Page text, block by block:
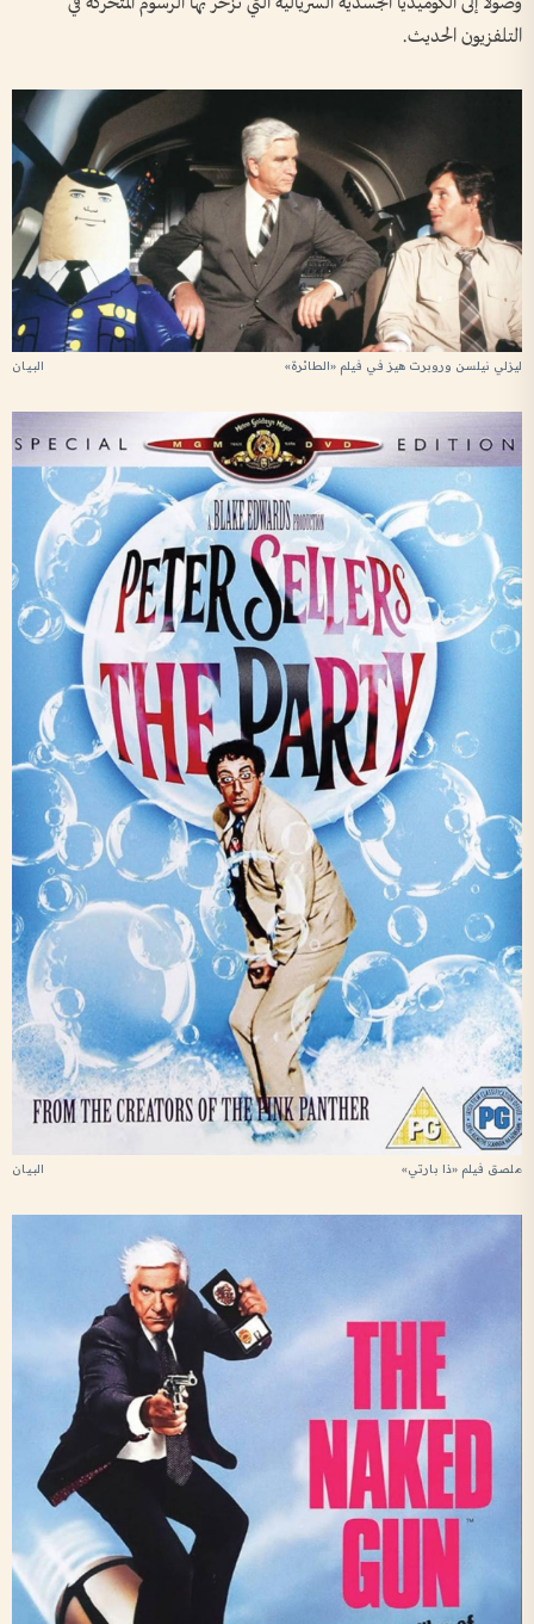
التلفزيون الحديث.
ليزلي نيلسن وروبرت هيز في فيلم «الطائرة»
ملصق فيلم «ذا بارتي»